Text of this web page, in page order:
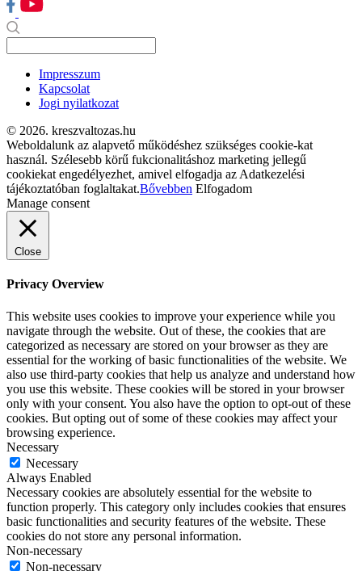
Impresszum
Kapcsolat
Jogi nyilatkozat
© 2026. kreszvaltozas.hu
Weboldalunk az alapvető működéshez szükséges cookie-kat
használ. Szélesebb körű fukcionalitáshoz marketing jellegű
cookiekat engedélyezhet, amivel elfogadja az Adatkezelési
tájékoztatóban foglaltakat.Bővebben Elfogadom
Manage consent
Close
Privacy Overview
This website uses cookies to improve your experience while you
navigate through the website. Out of these, the cookies that are
categorized as necessary are stored on your browser as they are
essential for the working of basic functionalities of the website. We
also use third-party cookies that help us analyze and understand how
you use this website. These cookies will be stored in your browser
only with your consent. You also have the option to opt-out of these
cookies. But opting out of some of these cookies may affect your
browsing experience.
Necessary
Necessary
Always Enabled
Necessary cookies are absolutely essential for the website to
function properly. This category only includes cookies that ensures
basic functionalities and security features of the website. These
cookies do not store any personal information.
Non-necessary
Non-necessary